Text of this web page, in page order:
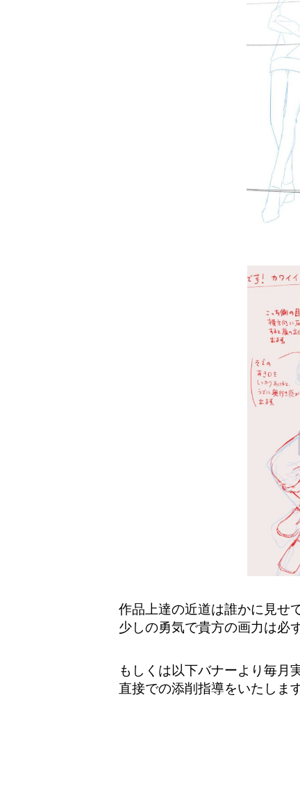
作品上達の近道は誰かに見せ
少しの勇気で貴方の画力は必
もしくは以下バナーより毎月
直接での添削指導をいたしま